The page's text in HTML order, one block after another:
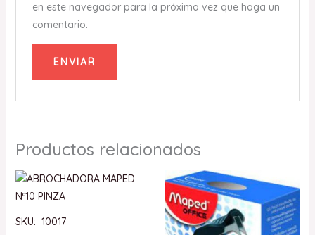
en este navegador para la próxima vez que haga un
comentario.
Productos relacionados
SKU: 10017